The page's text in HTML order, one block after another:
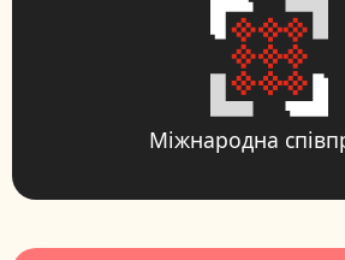
Міжнародна